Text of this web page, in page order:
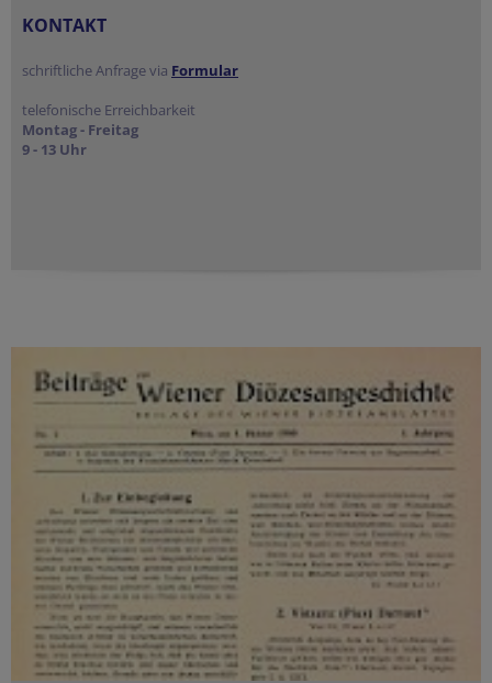
KONTAKT
schriftliche Anfrage via Formular
telefonische Erreichbarkeit
Montag - Freitag
9 - 13 Uhr